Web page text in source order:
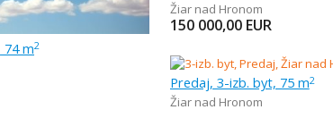
74 m2
Žiar nad Hronom
150 000,00 EUR
Predaj, 3-izb. byt, 75 m2
Žiar nad Hronom